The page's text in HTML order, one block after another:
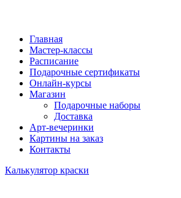
Главная
Мастер-классы
Расписание
Подарочные сертификаты
Онлайн-курсы
Магазин
Подарочные наборы
Доставка
Арт-вечеринки
Картины на заказ
Контакты
Калькулятор краски